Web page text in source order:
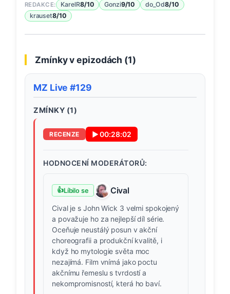
REDAKCE: KarelR8/10 Gonzi9/10 do_Od8/10
krauset8/10
Zmínky v epizodách (1)
MZ Live #129
ZMÍNKY (1)
RECENZE ▶00:28:02
HODNOCENÍ MODERÁTORŮ:
👍Líbilo se Cival
Cival je s John Wick 3 velmi spokojený
a považuje ho za nejlepší díl série.
Oceňuje neustálý posun v akční
choreografii a produkční kvalitě, i
když ho mytologie světa moc
nezajímá. Film vnímá jako poctu
akčnímu řemeslu s tvrdostí a
nekompromisností, která ho baví.